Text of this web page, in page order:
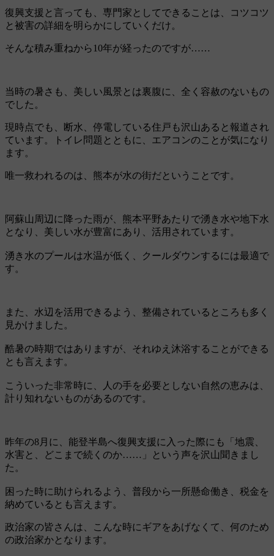
復興支援と言っても、専門家としてできることは、コツコツ
と被害の詳細を明らかにしていくだけ。
そんな積み重ねから10年が経ったのですが……
当時の暑さも、美しい風景とは裏腹に、全く容赦のないもの
でした。
現時点でも、断水、停電している住戸も沢山あると報道され
ています。トイレ問題とともに、エアコンのことが気になり
ます。
唯一救われるのは、熊本が水の街だということです。
阿蘇山周辺に降った雨が、熊本平野あたりで湧き水や地下水
となり、美しい水が豊富にあり、活用されています。
湧き水のプールは水温が低く、クールダウンするには最適で
す。
また、水辺を活用できるよう、整備されているところも多く
見かけました。
酷暑の時期ではありますが、それゆえ沐浴することができる
とも言えます。
こういった非常時に、人の手を必要としない自然の恵みは、
計り知れないものがあるのです。
昨年の8月に、能登半島へ復興支援に入った際にも「地震、
水害と、どこまで続くのか……」という声を沢山聞きまし
た。
困った時に助けられるよう、普段から一所懸命働き、税金を
納めているとも言えます。
政治家の皆さんは、こんな時にギアをあげなくて、何のため
の政治家かとなります。